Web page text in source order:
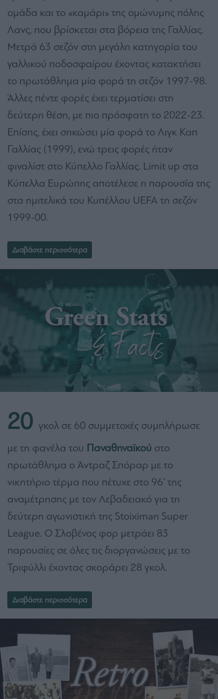
ομάδα και το «καμάρι» της ομώνυμης πόλης
Λανς, που βρίσκεται στα βόρεια της Γαλλίας.
Μετρά 63 σεζόν στη μεγάλη κατηγορία του
γαλλικού ποδοσφαίρου έχοντας κατακτήσει
το πρωτάθλημα μία φορά τη σεζόν 1997-98.
Άλλες πέντε φορές έχει τερματίσει στη
δεύτερη θέση, με πιο πρόσφατη το 2022-23.
Επίσης, έχει σηκώσει μία φορά το Λιγκ Καπ
Γαλλίας (1999), ενώ τρεις φορές ήταν
φιναλίστ στο Κύπελλο Γαλλίας. Limit up στα
Κύπελλα Ευρώπης αποτέλεσε η παρουσία της
στα ημιτελικά του Κυπέλλου UEFA τη σεζόν
1999-00.
Διαβάστε περισσότερα
20 γκολ σε 60 συμμετοχές συμπλήρωσε
με τη φανέλα του Παναθηναϊκού στο
πρωτάθλημα ο Άντραζ Σπόραρ με το
νικητήριο τέρμα που πέτυχε στο 96’ της
αναμέτρησης με τον Λεβαδειακό για τη
δεύτερη αγωνιστική της Stoiximan Super
League. Ο Σλοβένος φορ μετράει 83
παρουσίες σε όλες τις διοργανώσεις με το
Τριφύλλι έχοντας σκοράρει 28 γκολ.
Διαβάστε περισσότερα